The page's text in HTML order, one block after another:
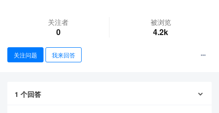
关注者
0
被浏览
4.2k
关注问题 我来回答
1 个回答